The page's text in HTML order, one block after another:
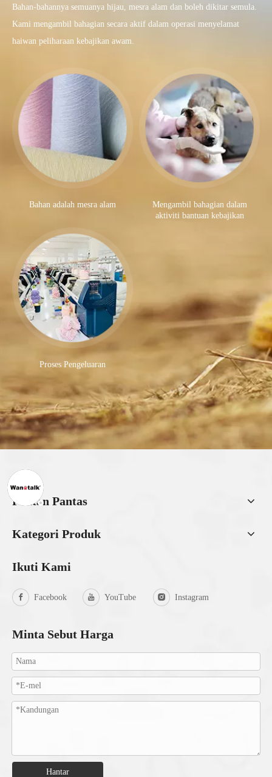
Bahan-bahannya semuanya hijau, mesra alam dan boleh dikitar semula.
Kami mengambil bahagian secara aktif dalam operasi menyelamat
haiwan peliharaan kebajikan awam.
Bahan adalah mesra alam
Mengambil bahagian dalam
aktiviti bantuan kebajikan
Proses Pengeluaran
Pautan Pantas
Kategori Produk
Ikuti Kami
Facebook YouTube Instagram
Minta Sebut Harga
Hantar